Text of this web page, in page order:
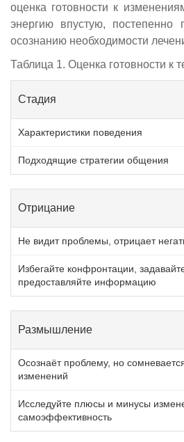
оценка готовности к
энергию впустую, постепенно
осознанию необходимости
Таблица 1. Оценка готовности к
Стадия
Характеристики поведения
Подходящие стратегии общения
Отрицание
Не видит проблемы, отрицает
Избегайте конфронтации,
предоставляйте информацию
Размышление
Осознаёт проблему, но
изменений
Исследуйте плюсы и минусы
самоэффективность